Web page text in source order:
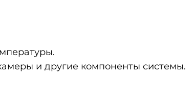
и другие компоненты системы.